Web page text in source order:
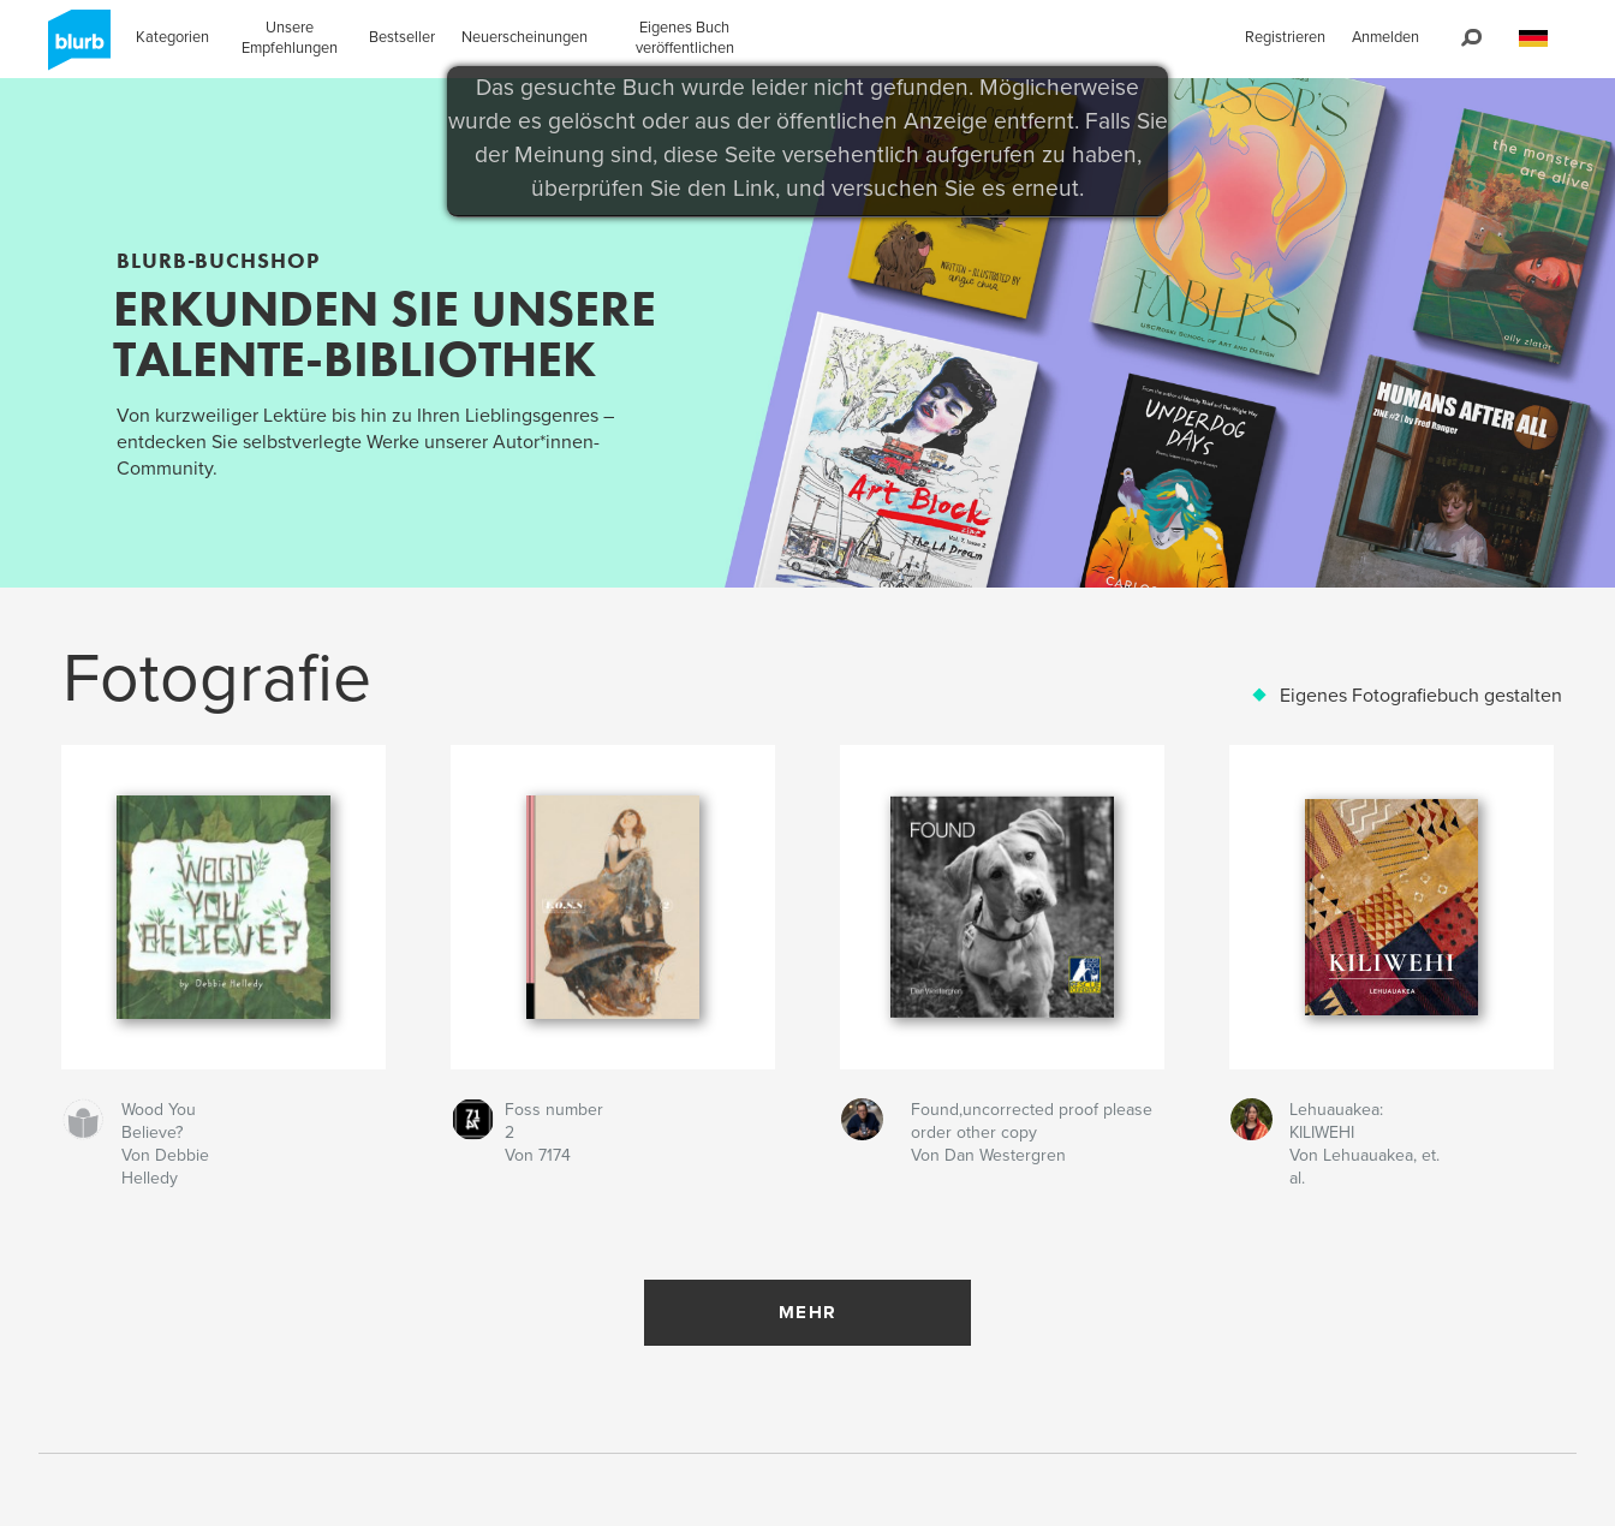
Kategorien
Unsere
Empfehlungen
Bestseller Neuerscheinungen
Eigenes Buch
veröffentlichen
Registrieren Anmelden
Das gesuchte Buch wurde leider nicht gefunden. Möglicherweise
wurde es gelöscht oder aus der öffentlichen Anzeige entfernt. Falls Sie
der Meinung sind, diese Seite versehentlich aufgerufen zu haben,
überprüfen Sie den Link, und versuchen Sie es erneut.
BLURB-BUCHSHOP
ERKUNDEN SIE UNSERE
TALENTE-BIBLIOTHEK
Von kurzweiliger Lektüre bis hin zu Ihren Lieblingsgenres –
entdecken Sie selbstverlegte Werke unserer Autor*innen-
Community.
Fotografie Eigenes Fotografiebuch gestalten
Wood You
Believe?
Von Debbie
Helledy
Foss number
2
Von 7174
Found,uncorrected proof please
order other copy
Von Dan Westergren
Lehuauakea:
KILIWEHI
Von Lehuauakea, et.
al.
MEHR